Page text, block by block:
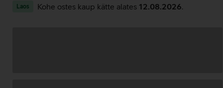
Laos Kohe ostes kaup kätte alates 12.08.2026